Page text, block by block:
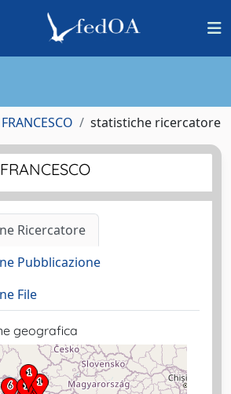
statistiche ricercatore
Ricercatore
Pubblicazione
File
geografica